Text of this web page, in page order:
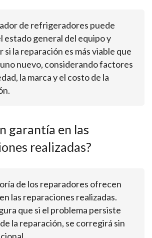
de refrigeradores puede
estado general del equipo y
si la reparación es más viable que
nuevo, considerando factores
la marca y el costo de la
garantía en las
realizadas?
de los reparadores ofrecen
las reparaciones realizadas.
que si el problema persiste
la reparación, se corregirá sin